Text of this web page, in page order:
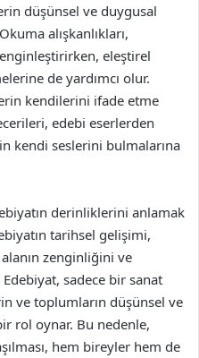
düşünsel ve duygusal
alışkanlıkları,
eleştirel
de yardımcı olur.
kendilerini ifade etme
edebi eserlerden
kendi seslerini bulmalarına
derinliklerini anlamak
tarihsel gelişimi,
zenginliğini ve
sadece bir sanat
ve toplumların düşünsel ve
rol oynar. Bu nedenle,
hem bireyler hem de